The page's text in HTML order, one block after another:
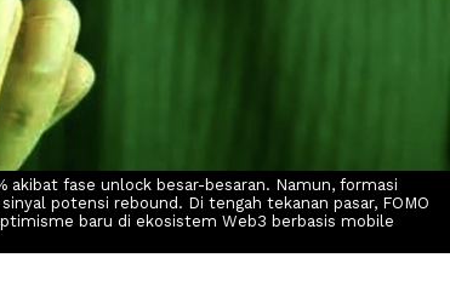
akibat fase unlock besar-besaran. Namun, formasi
potensi rebound. Di tengah tekanan pasar, FOMO
baru di ekosistem Web3 berbasis mobile